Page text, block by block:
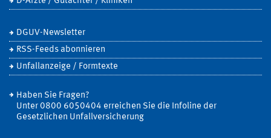
DGUV-Newsletter
RSS-Feeds abonnieren
Unfallanzeige / Formtexte
Haben Sie Fragen?
Unter 0800 6050404 erreichen Sie die Infoline der
Gesetzlichen Unfallversicherung